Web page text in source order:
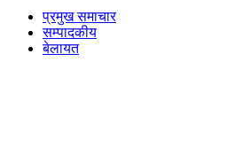
प्रमुख समाचार
सम्पादकीय
बेलायत